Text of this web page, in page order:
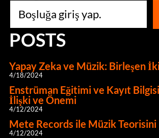
POSTS
Yapay Zeka ve Müzik: Birleşen
4/18/2024
Enstrüman Eğitimi ve Kayıt
İlişki ve Önemi
4/12/2024
Mete Records ile Müzik Teorisini
4/12/2024